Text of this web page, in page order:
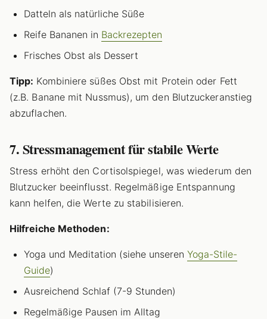
Datteln als natürliche Süße
Reife Bananen in Backrezepten
Frisches Obst als Dessert
Tipp: Kombiniere süßes Obst mit Protein oder Fett
(z.B. Banane mit Nussmus), um den Blutzuckeranstieg
abzuflachen.
7. Stressmanagement für stabile Werte
Stress erhöht den Cortisolspiegel, was wiederum den
Blutzucker beeinflusst. Regelmäßige Entspannung
kann helfen, die Werte zu stabilisieren.
Hilfreiche Methoden:
Yoga und Meditation (siehe unseren Yoga-Stile-
Guide)
Ausreichend Schlaf (7-9 Stunden)
Regelmäßige Pausen im Alltag